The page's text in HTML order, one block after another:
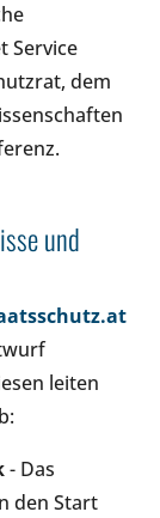
Service
dem
und
leiten
- Das
den Start